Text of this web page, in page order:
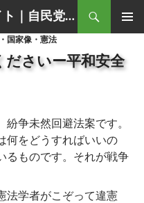
大野敬太郎オフィシャルサイト｜自民党香川３区衆議院議員
国家像・憲法
ださいー平和安全
争未然回避法案です。
何をどうすればいいの
るものです。それが戦争
法学者がこぞって違憲